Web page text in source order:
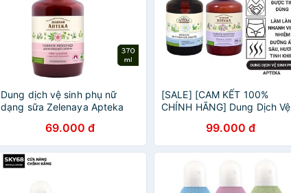
Dung dịch vệ sinh phụ nữ
dạng sữa Zelenaya Apteka
mạch và hạt bông 370ml -
TN194
69.000 đ
[SALE] [CAM KẾT 100%
CHÍNH HÃNG] Dung Dịch Vệ
Zelenaya Apteka Ukraine
370ml
99.000 đ